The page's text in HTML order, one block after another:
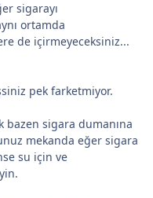
sigarayı
ortamda
de içirmeyeceksiniz...
pek farketmiyor.
bazen sigara dumanına
mekanda eğer sigara
su için ve